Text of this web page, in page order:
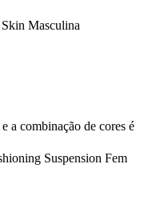
Masculina
a combinação de cores é
Suspension Fem